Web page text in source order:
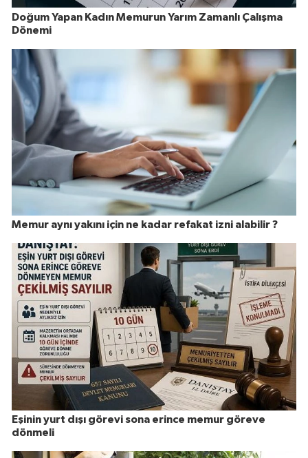
Doğum Yapan Kadın Memurun Yarım Zamanlı Çalışma
Dönemi
Memur aynı yakını için ne kadar refakat izni alabilir ?
Eşinin yurt dışı görevi sona erince memur göreve
dönmeli